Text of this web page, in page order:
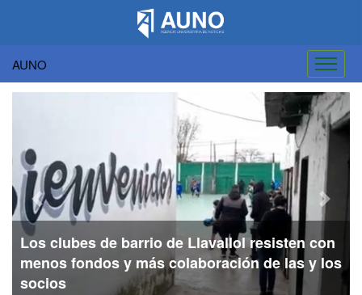
AUNO
Los clubes de barrio de Llavallol resisten con
menos fondos y más colaboración de las y los
socios
Previous Next